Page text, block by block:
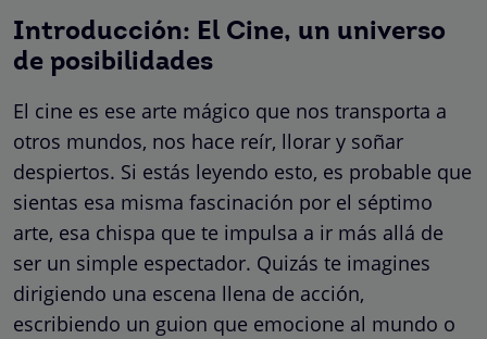
Introducción: El Cine, un universo
de posibilidades
El cine es ese arte mágico que nos transporta a
otros mundos, nos hace reír, llorar y soñar
despiertos. Si estás leyendo esto, es probable que
sientas esa misma fascinación por el séptimo
arte, esa chispa que te impulsa a ir más allá de
ser un simple espectador. Quizás te imagines
dirigiendo una escena llena de acción,
escribiendo un guion que emocione al mundo o